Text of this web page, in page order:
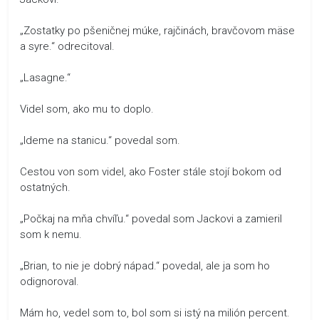
„Zostatky po pšeničnej múke, rajčinách, bravčovom mäse
a syre.“ odrecitoval.
„Lasagne.“
Videl som, ako mu to doplo.
„Ideme na stanicu.“ povedal som.
Cestou von som videl, ako Foster stále stojí bokom od
ostatných.
„Počkaj na mňa chvíľu.“ povedal som Jackovi a zamieril
som k nemu.
„Brian, to nie je dobrý nápad.“ povedal, ale ja som ho
odignoroval.
Mám ho, vedel som to, bol som si istý na milión percent.